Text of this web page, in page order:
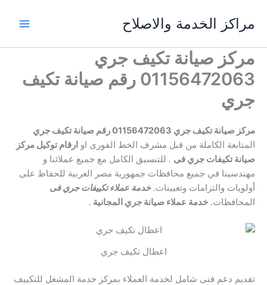
المحتوى
مراكز الخدمة والاصلاح
مركز صيانة تكيف جري
01156472063 رقم صيانة تكيف
جري
مركز صيانة تكيف جري 01156472063 رقم صيانة تكيف جري
المتابعة الكاملة من قبل مشرف الخط الفورى او ارقام توكيل مركز
صيانة تكيفات جري فى . للتنسيق الكامل مع جميع عملائنا و
مهندسينا في جميع محافظات جمهورية مصر العربية للحفاظ على
أولويات والتزامات وتعيينات.خدمة عملاء تكييفات جري فى
المحافظات. خدمة عملاء صيانة جري المجانية .
اعطال تكيف جري
تقديم دعم فنى شامل لخدمة العملاء بمركز خدمة المشغل للتكييف